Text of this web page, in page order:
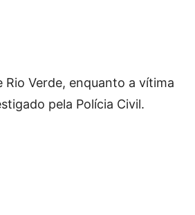
Verde, enquanto a vítima
pela Polícia Civil.